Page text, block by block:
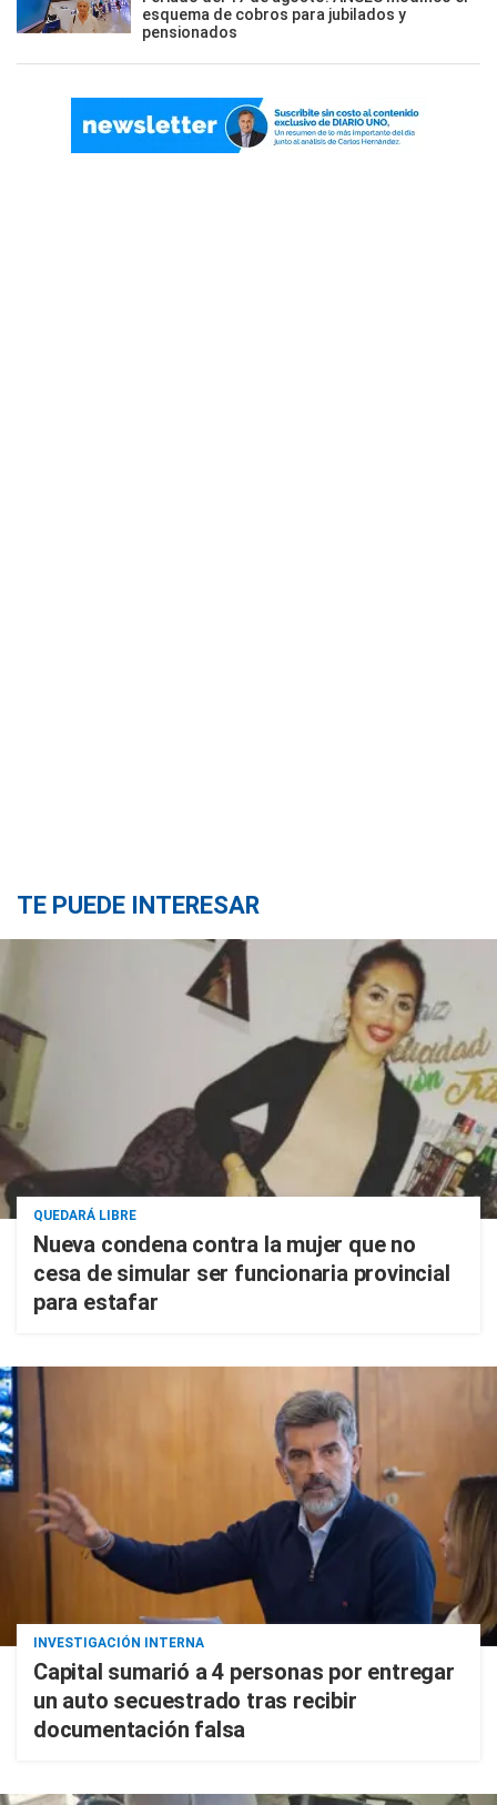
esquema de cobros para jubilados y
pensionados
TE PUEDE INTERESAR
QUEDARÁ LIBRE
Nueva condena contra la mujer que no
cesa de simular ser funcionaria provincial
para estafar
INVESTIGACIÓN INTERNA
Capital sumarió a 4 personas por entregar
un auto secuestrado tras recibir
documentación falsa